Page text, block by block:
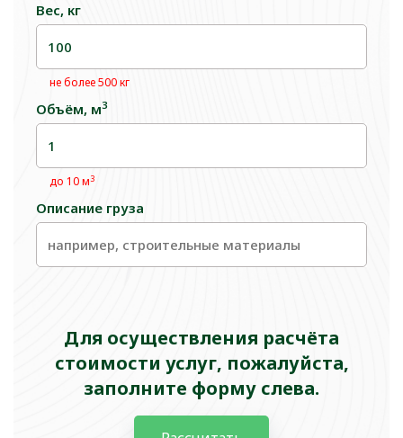
Вес, кг
не более 500 кг
Объём, м3
до 10 м3
Описание груза
Для осуществления расчёта
стоимости услуг, пожалуйста,
заполните форму слева.